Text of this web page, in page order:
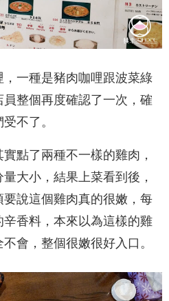
一種是豬肉咖哩跟波菜綠
整個再度確認了一次，確
不了。
點了兩種不一樣的雞肉，
大小，結果上菜看到後，
說這個雞肉真的很嫩，每
香料，本來以為這樣的雞
會，整個很嫩很好入口。